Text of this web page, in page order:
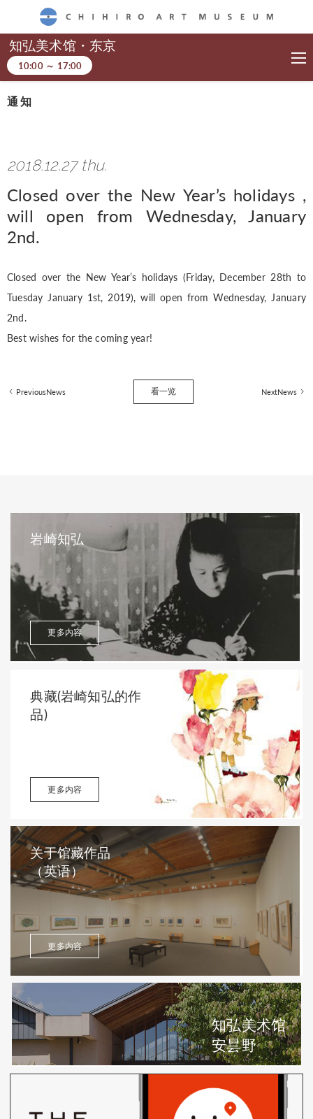
CHIHIRO ART MUSEUM
知弘美术馆・东京
10:00～ 17:00
通知
2018.12.27 thu.
Closed over the New Year’s holidays ,
will open from Wednesday, January
2nd.
Closed over the New Year’s holidays (Friday, December 28th to
Tuesday January 1st, 2019), will open from Wednesday, January
2nd.
Best wishes for the coming year!
PreviousNews 看一览 NextNews
岩崎知弘
更多内容
典藏(岩崎知弘的作
品)
更多内容
关于馆藏作品
（英语）
更多内容
知弘美术馆
安昙野